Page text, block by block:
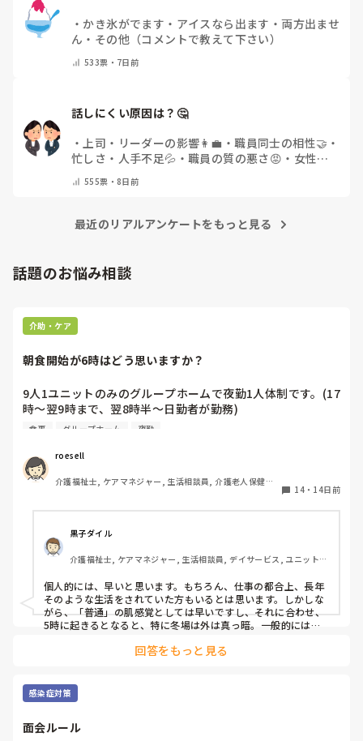
・ かき氷がでます ・ アイスなら出ます ・両方出ませ
ん ・ その他（コメントで教えて下さい）
533票・ 7日前
話しにくい原因は？🤔
・上司・リーダーの影響👩‍💼 ・職員同士の相性🤝 ・
忙しさ・人手不足💦 ・ 職員の質の悪さ😡 ・ 女性職
員の割合の多さ👩👧
💭 ・その他(コメントで教えてください)
555票・ 8日前
最近のリアルアンケートをもっと見る
話題のお悩み相談
介助・ケア
朝食開始が6時はどう思いますか？
9人1ユニットのみのグループホームで夜勤1人体制です。(17
時〜翌9時まで、翌8時半〜日勤者が勤務)
朝食は夜勤者がご飯・汁物・主菜を作り、後片付け(食器洗
9時〜午前の活動開始です。
私自身は日勤のみで、グループホームでの夜勤はしたことが
ありません。
朝6時に朝食、口腔ケア後に居室誘導・二度寝、8時頃に再度
起こして検温・バイタル測定をしていますが、利用者・スタ
ッフ共に負担がかかってるのではと思っています。
6時に朝食のために5時頃から利用者を起こし、食後にまた寝
て1時間で起こしと、1人夜勤で忙しいだろうに、トイレ・居
室誘導が必要な利用者もいると時間がもったいないし利用者
もゆっくりできないのではと思います。
私が出勤する頃には、夜勤者によっては慌ただしくしている
はだめなのかと思うことがあります。
ら」「そのように業務するよう言われているから」「利用者
は朝早くても、また寝るから身体の負担は少ない」と言われ
業務改善を考える機会があるものの、夜勤をしていないた
食事 グループホーム 夜勤
roesell
介護福祉士, ケアマネジャー, 生活相談員, 介護老人保健施
14・ 14日前
黒子ダイル
介護福祉士, ケアマネジャー, 生活相談員, デイサービス, ユニット型
個人的には、早いと思います。もちろん、仕事の都合上、長年
そのような生活をされていた方もいるとは思います。しかしな
がら、「普通」の肌感覚としては早いですし、それに合わせ、
5時に起きるとなると、特に冬場は外は真っ暗。一般的には、8
理念である、これまでの生活の継続からしてもよろしくないと
回答をもっと見る
感染症対策
面会ルール